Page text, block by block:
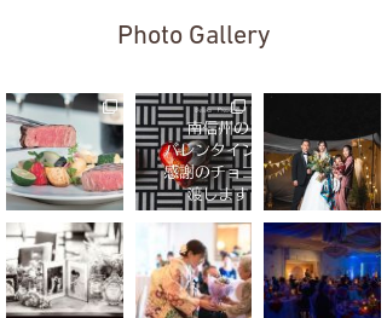
Photo Gallery